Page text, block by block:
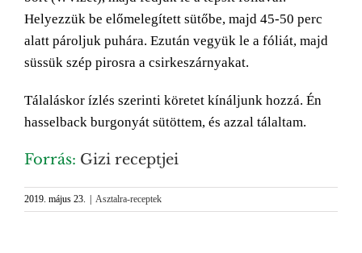
Helyezzük be előmelegített sütőbe, majd 45-50 perc
alatt pároljuk puhára. Ezután vegyük le a fóliát, majd
süssük szép pirosra a csirkeszárnyakat.
Tálaláskor ízlés szerinti köretet kínáljunk hozzá. Én
hasselback burgonyát sütöttem, és azzal tálaltam.
Forrás: Gizi receptjei
2019. május 23. | Asztalra-receptek